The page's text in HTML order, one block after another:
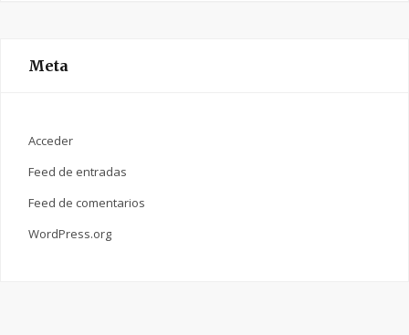
Meta
Acceder
Feed de entradas
Feed de comentarios
WordPress.org